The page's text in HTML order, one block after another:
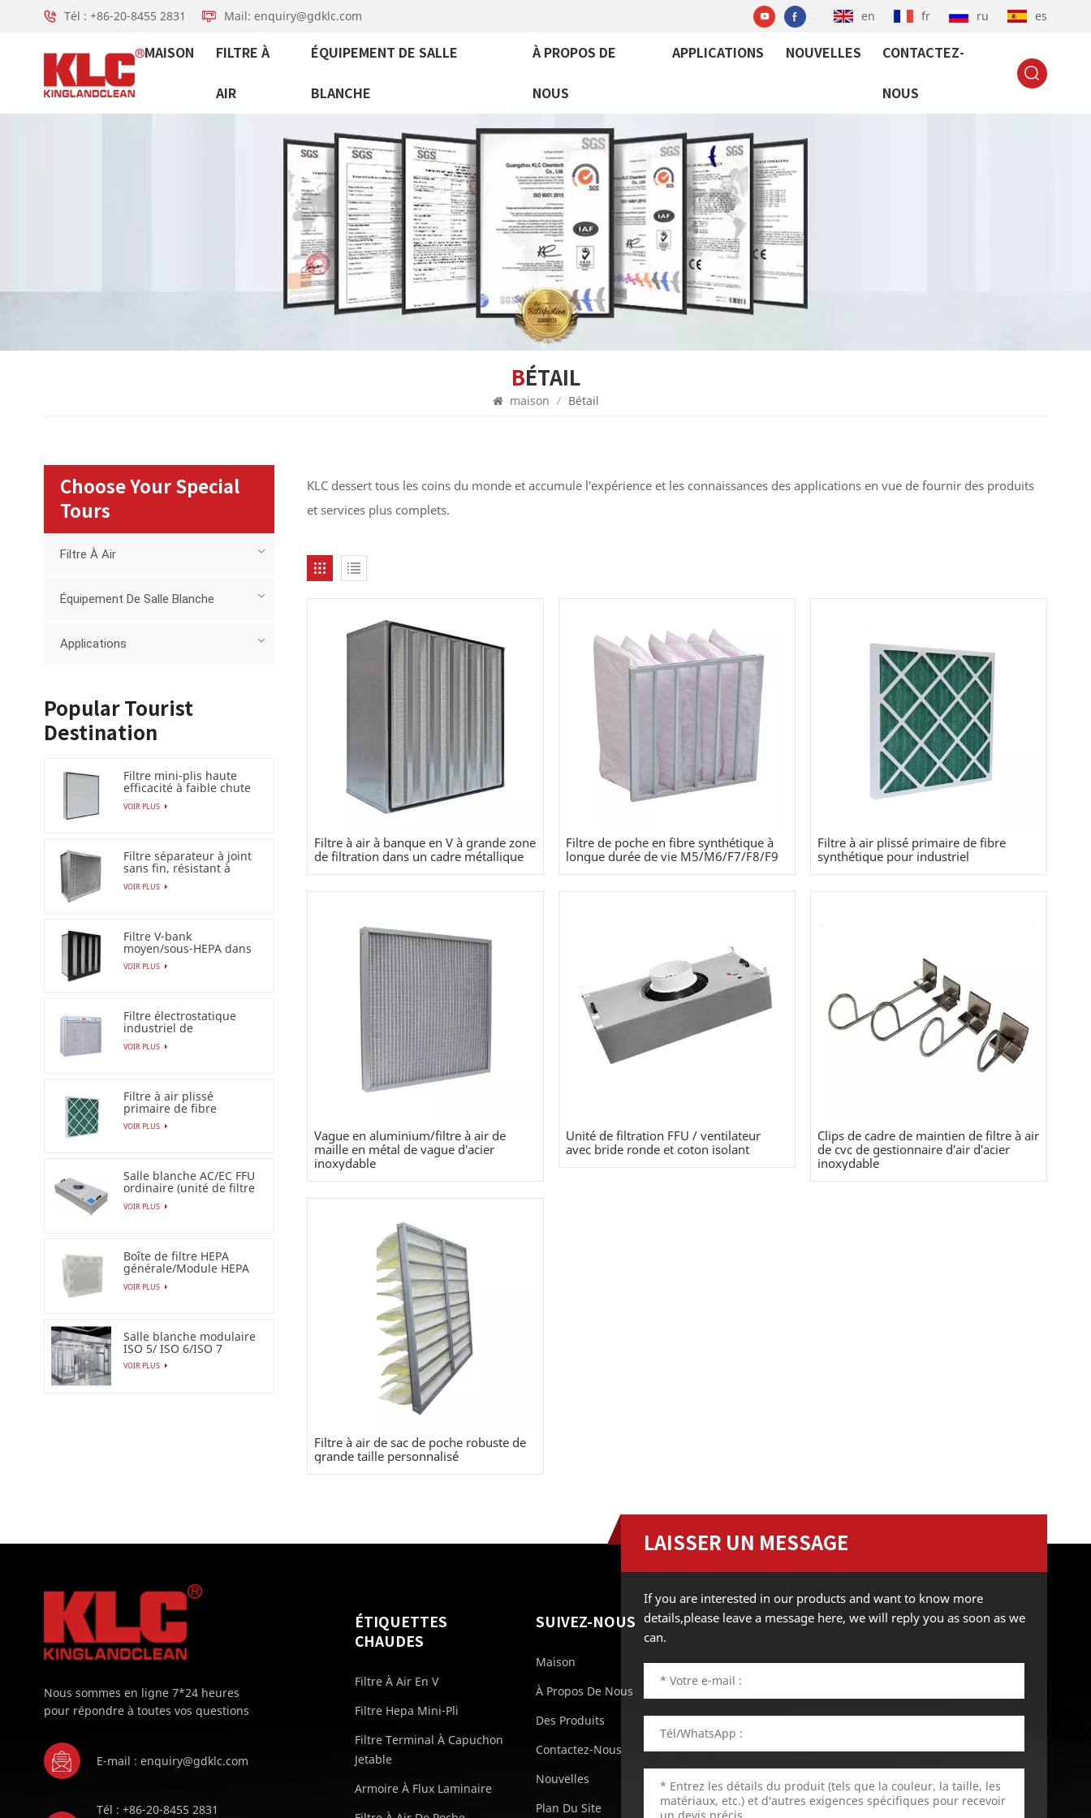
Tél : +86-20-8455 2831 Mail: enquiry@gdklc.com en fr ru es
MAISON FILTRE À
AIR
ÉQUIPEMENT DE SALLE
BLANCHE
À PROPOS DE
NOUS
APPLICATIONS NOUVELLES CONTACTEZ-
NOUS
BÉTAIL
maison / Bétail
KLC dessert tous les coins du monde et accumule l'expérience et les connaissances des applications en vue de fournir des produits
et services plus complets.
Filtre à air à banque en V à grande zone
de filtration dans un cadre métallique
Filtre de poche en fibre synthétique à
longue durée de vie M5/M6/F7/F8/F9
Filtre à air plissé primaire de fibre
synthétique pour industriel
Vague en aluminium/filtre à air de
maille en métal de vague d'acier
inoxydable
Unité de filtration FFU / ventilateur
avec bride ronde et coton isolant
Clips de cadre de maintien de filtre à air
de cvc de gestionnaire d'air d'acier
inoxydable
Filtre à air de sac de poche robuste de
grande taille personnalisé
Choose Your Special
Tours
Filtre À Air
Équipement De Salle Blanche
Applications
Popular Tourist
Destination
Filtre mini-plis haute
efficacité à faible chute
de pression (HEPA
/ULPA)
VOIR PLUS
Filtre séparateur à joint
sans fin, résistant à
l'humidité à 100 %
VOIR PLUS
Filtre V-bank
moyen/sous-HEPA dans
un cadre en plastique
VOIR PLUS
Filtre électrostatique
industriel de
précipitateur pour le
filtre à air Esp
VOIR PLUS
Filtre à air plissé
primaire de fibre
synthétique pour
industriel
VOIR PLUS
Salle blanche AC/EC FFU
ordinaire (unité de filtre
de ventilateur)
VOIR PLUS
Boîte de filtre HEPA
générale/Module HEPA
terminal
VOIR PLUS
Salle blanche modulaire
ISO 5/ ISO 6/ISO 7
VOIR PLUS
Nous sommes en ligne 7*24 heures
pour répondre à toutes vos questions
E-mail : enquiry@gdklc.com
Tél : +86-20-8455 2831
ÉTIQUETTES
CHAUDES
Filtre À Air En V
Filtre Hepa Mini-Pli
Filtre Terminal À Capuchon
Jetable
Armoire À Flux Laminaire
SUIVEZ-NOUS
Maison
À Propos De Nous
Des Produits
Contactez-Nous
Nouvelles
Plan Du Site
LAISSER UN MESSAGE
If you are interested in our products and want to know more
details,please leave a message here, we will reply you as soon as we
can.